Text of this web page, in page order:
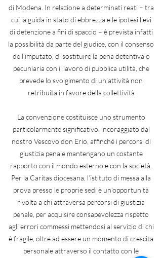
di Modena. In relazione a determinati reati – tra
cui la guida in stato di ebbrezza e le ipotesi lievi
di detenzione a fini di spaccio – è prevista infatti
la possibilità da parte del giudice, con il consenso
dell’imputato, di sostituire la pena detentiva o
pecuniaria con il lavoro di pubblica utilità, che
prevede lo svolgimento di un’attività non
retribuita in favore della collettività
La convenzione costituisce uno strumento
particolarmente significativo, incoraggiato dal
nostro Vescovo don Erio, affinché i percorsi di
giustizia penale mantengano un costante
rapporto con il mondo esterno e con la società.
Per la Caritas diocesana, l’istituto di messa alla
prova presso le proprie sedi è un'opportunità
rivolta a chi attraversa percorsi di giustizia
penale, per acquisire consapevolezza rispetto
agli errori commessi mettendosi al servizio di chi
è fragile, oltre ad essere un momento di crescita
personale attraverso il contatto con le